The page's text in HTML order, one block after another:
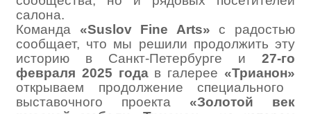
салона.
Команда «Suslov Fine Arts» с радостью
сообщает, что мы решили продолжить эту
историю в Санкт-Петербурге и 27-го
февраля 2025 годав галерее «Трианон»
открываем продолжение специального
выставочного проекта «Золотой век